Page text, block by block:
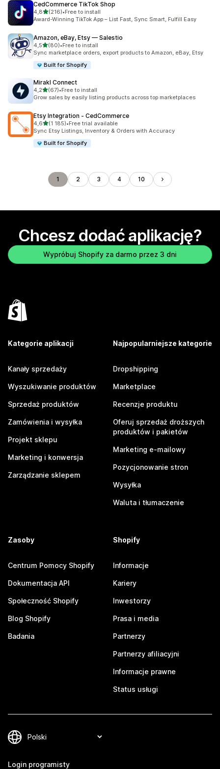
CedCommerce TikTok Shop
4,8na 5 gwiazdek
(216)
Łączna liczba recenzji: 216
•Free to install
Award-Winning TikTok App – List Fast, Sync Smart, Fulfill Easy
Amazon, eBay, Etsy — Salestio
4,5na 5 gwiazdek
(80)
Łączna liczba recenzji: 80
•Free to install
Sync marketplace orders, export products to Amazon, eBay, Etsy
Built for Shopify
Mirakl Connect
4,2na 5 gwiazdek
(67)
Łączna liczba recenzji: 67
•Free to install
Grow sales by easily listing products across top marketplaces
Etsy Integration ‑ CedCommerce
4,6na 5 gwiazdek
(1 185)
Łączna liczba recenzji: 1185
•Free trial available
Sync Etsy Listings, Inventory & Orders with Accuracy
Built for Shopify
1 2 3 4 10
Chcesz dodać aplikację?
Wypróbuj Shopify za darmo przez 3 dni
Kategorie aplikacji
Kanały sprzedaży
Wyszukiwanie produktów
Sprzedaż produktów
Zamówienia i wysyłka
Projekt sklepu
Marketing i konwersja
Zarządzanie sklepem
Najpopularniejsze kategorie
Dropshipping
Marketplace
Recenzje produktu
Oferuj sprzedaż droższych
produktów i pakietów
Marketing e-mailowy
Pozycjonowanie stron
Wysyłka
Waluta i tłumaczenie
Zasoby
Centrum Pomocy Shopify
Dokumentacja API
Społeczność Shopify
Blog Shopify
Badania
Shopify
Informacje
Kariery
Inwestorzy
Prasa i media
Partnerzy
Partnerzy afiliacyjni
Informacje prawne
Status usługi
Login programisty